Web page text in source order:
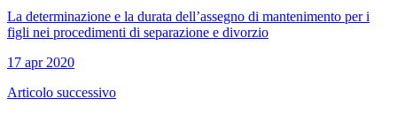
La determinazione e la durata dell’assegno di mantenimento per i
figli nei procedimenti di separazione e divorzio
17 apr 2020
Articolo successivo